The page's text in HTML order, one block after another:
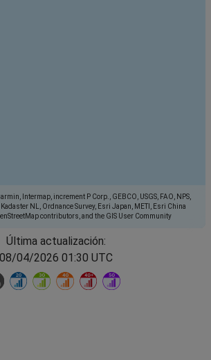
Intermap, increment P Corp., GEBCO, USGS, FAO, NPS,
NL, Ordnance Survey, Esri Japan, METI, Esri China
contributors, and the GIS User Community
Última actualización:
08/04/2026 01:30 UTC